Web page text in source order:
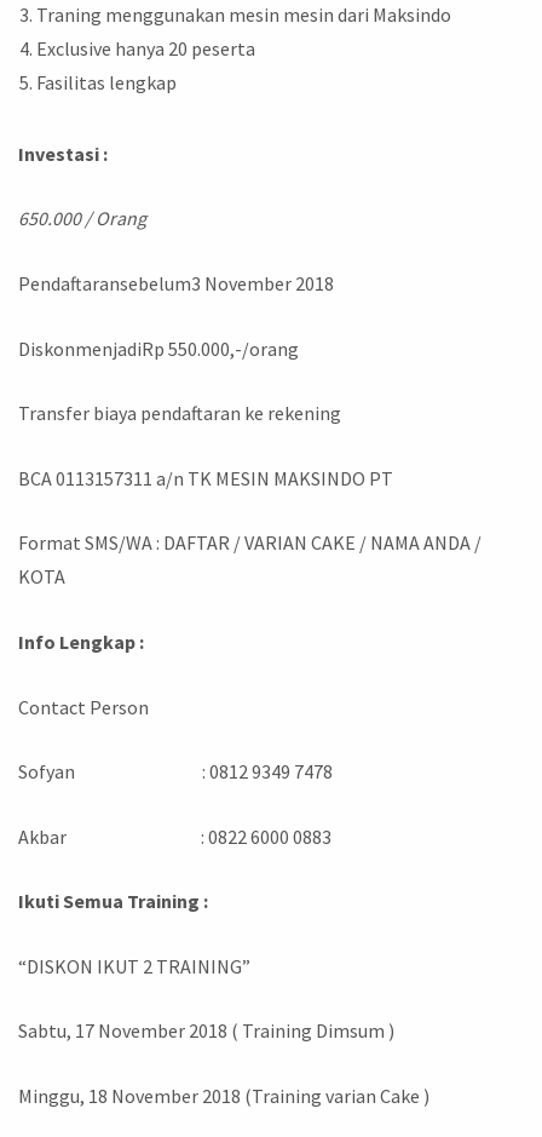
Traning menggunakan mesin mesin dari Maksindo
Exclusive hanya 20 peserta
Fasilitas lengkap
Investasi :
650.000 / Orang
Pendaftaransebelum3 November 2018
DiskonmenjadiRp 550.000,-/orang
Transfer biaya pendaftaran ke rekening
BCA 0113157311 a/n TK MESIN MAKSINDO PT
Format SMS/WA : DAFTAR / VARIAN CAKE / NAMA ANDA /
KOTA
Info Lengkap :
Contact Person
Sofyan : 0812 9349 7478
Akbar : 0822 6000 0883
Ikuti Semua Training :
“DISKON IKUT 2 TRAINING”
Sabtu, 17 November 2018 ( Training Dimsum )
Minggu, 18 November 2018 (Training varian Cake )